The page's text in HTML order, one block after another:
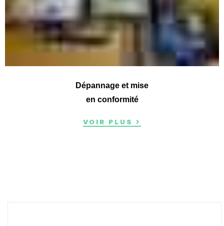
Dépannage et mise
en conformité
VOIR PLUS